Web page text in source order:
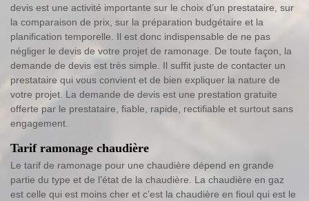
devis est une activité importante sur le choix d’un prestataire, sur
la comparaison de prix, sur la préparation budgétaire et la
planification temporelle. Il est donc indispensable de ne pas
négliger le devis de votre projet de ramonage. De toute façon, la
demande de devis est très simple. Il suffit juste de contacter un
prestataire qui vous convient et de bien expliquer la nature de
votre projet. La demande de devis est une prestation gratuite
offerte par le prestataire, fiable, rapide, rectifiable et surtout sans
engagement.
Tarif ramonage chaudière
Le tarif de ramonage pour une chaudière dépend en grande
partie du type et de l’état de la chaudière. La chaudière en gaz
est celle qui est moins cher et c’est la chaudière en fioul qui est le